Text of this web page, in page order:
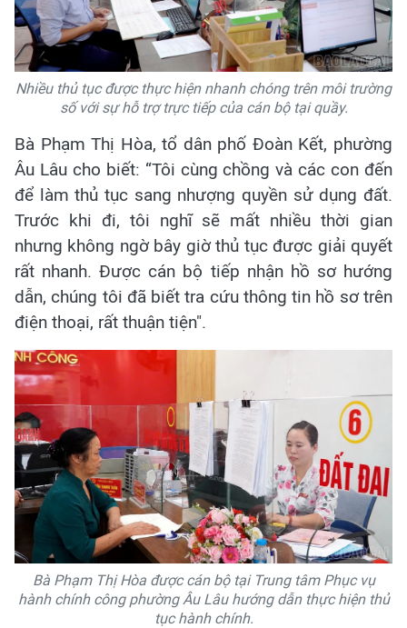
Nhiều thủ tục được thực hiện nhanh chóng trên môi trường
số với sự hỗ trợ trực tiếp của cán bộ tại quầy.
Bà Phạm Thị Hòa, tổ dân phố Đoàn Kết, phường
Âu Lâu cho biết: “Tôi cùng chồng và các con đến
để làm thủ tục sang nhượng quyền sử dụng đất.
Trước khi đi, tôi nghĩ sẽ mất nhiều thời gian
nhưng không ngờ bây giờ thủ tục được giải quyết
rất nhanh. Được cán bộ tiếp nhận hồ sơ hướng
dẫn, chúng tôi đã biết tra cứu thông tin hồ sơ trên
điện thoại, rất thuận tiện".
Bà Phạm Thị Hòa được cán bộ tại Trung tâm Phục vụ
hành chính công phường Âu Lâu hướng dẫn thực hiện thủ
tục hành chính.